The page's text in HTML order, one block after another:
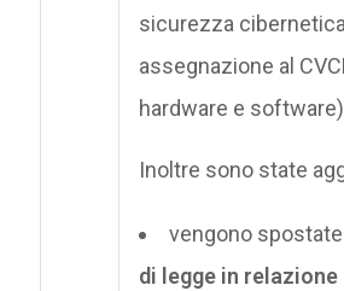
sicurezza
assegnazione al
hardware e
Inoltre sono state
vengono
di legge in